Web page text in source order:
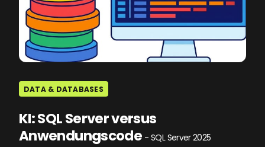
DATA & DATABASES
KI: SQL Server versus
Anwendungscode - SQL Server 2025